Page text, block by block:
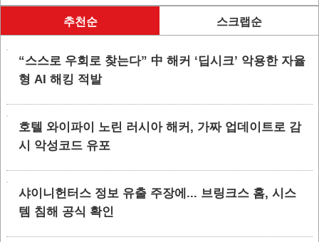
추천순 스크랩순
“스스로 우회로 찾는다” 中 해커 ‘딥시크’ 악용한 자율
형 AI 해킹 적발
호텔 와이파이 노린 러시아 해커, 가짜 업데이트로 감
시 악성코드 유포
샤이니헌터스 정보 유출 주장에... 브링크스 홈, 시스
템 침해 공식 확인